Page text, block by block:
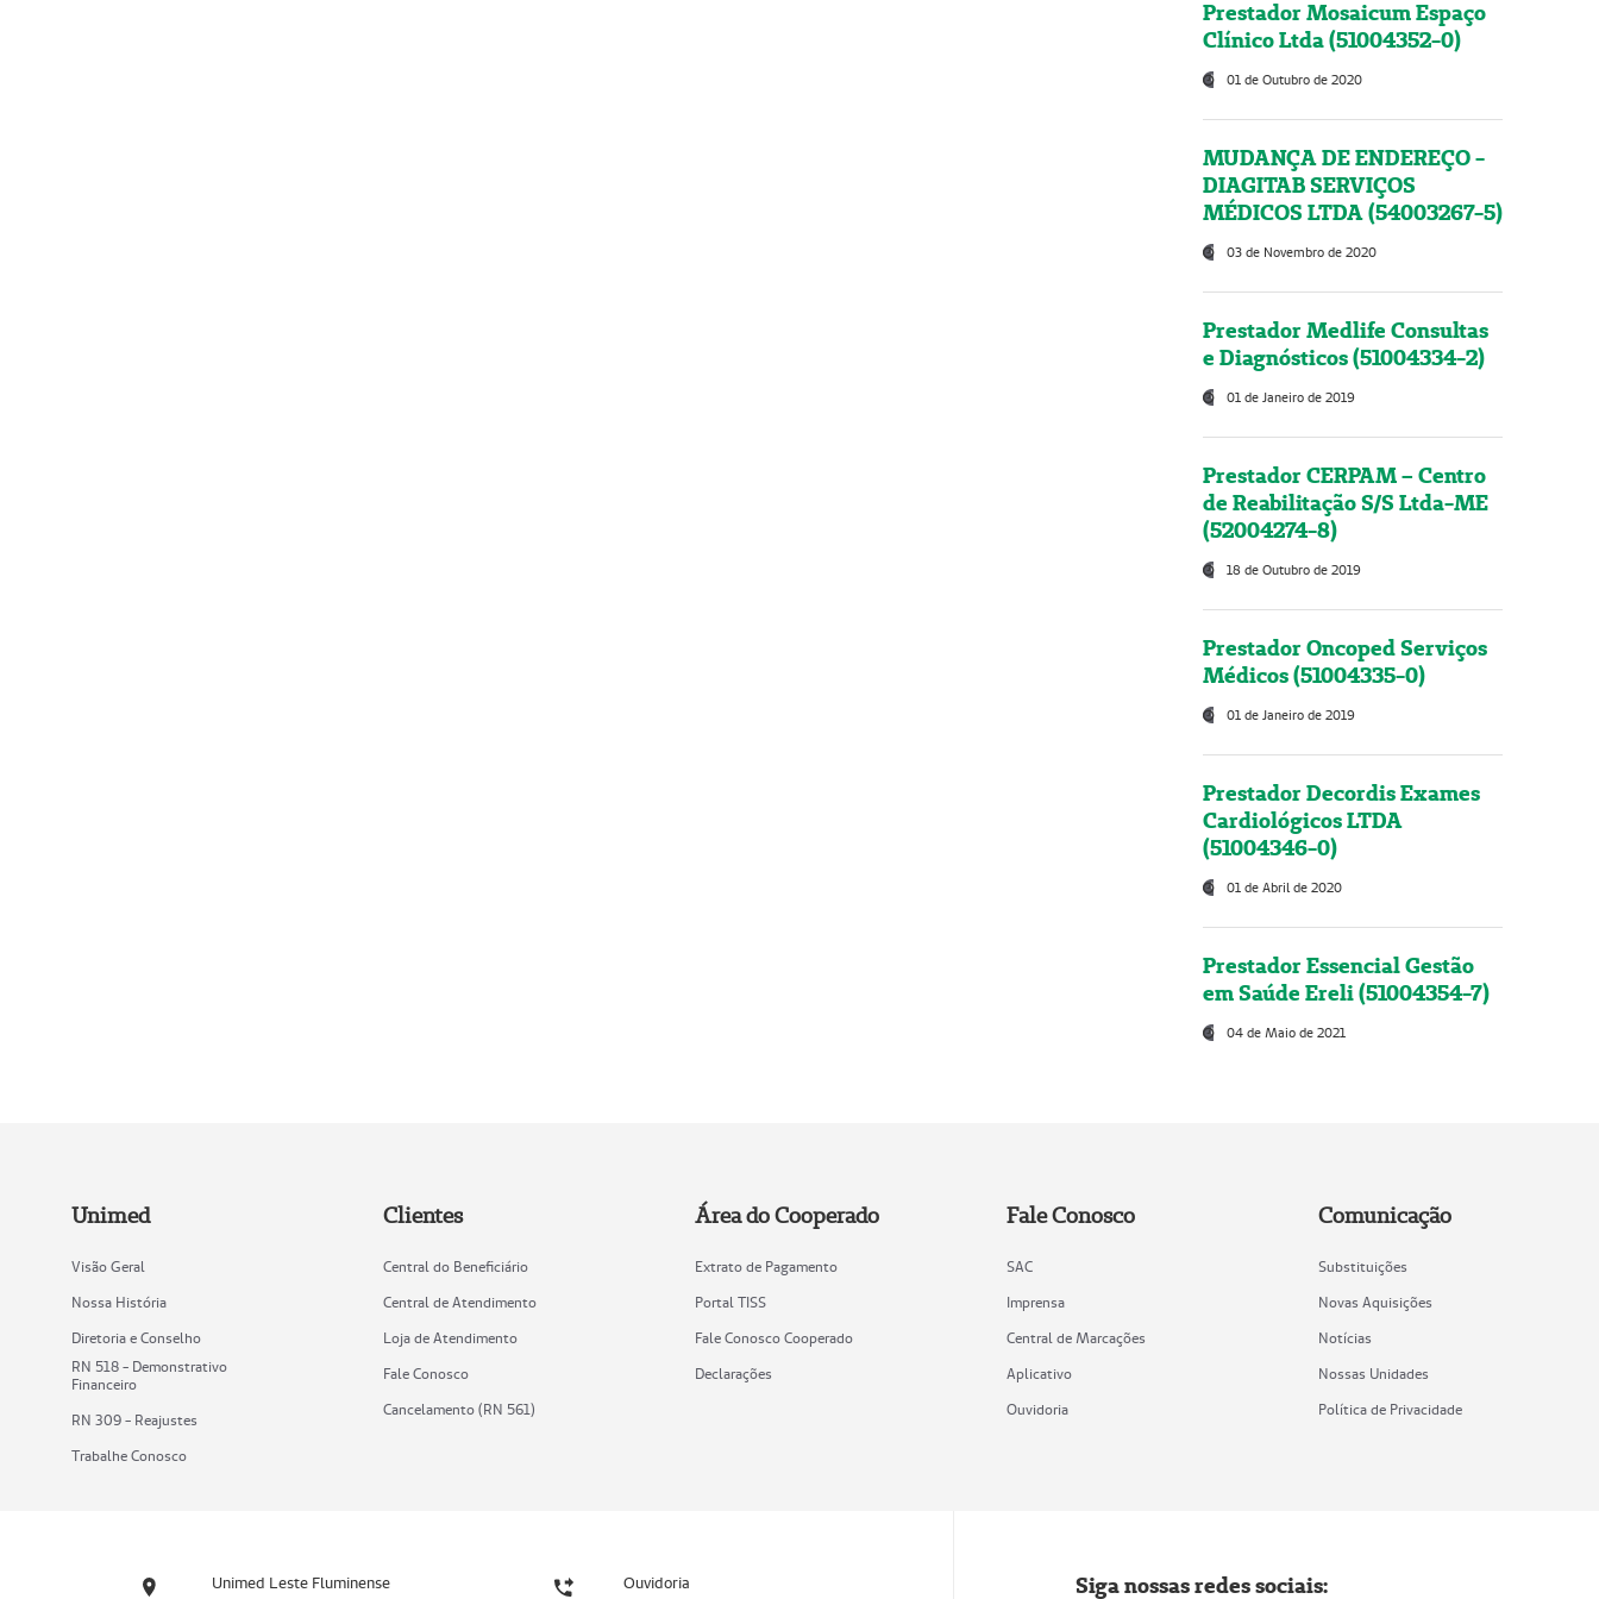
Prestador Mosaicum Espaço
Clínico Ltda (51004352-0)
01 de Outubro de 2020
MUDANÇA DE ENDEREÇO -
DIAGITAB SERVIÇOS
MÉDICOS LTDA (54003267-5)
03 de Novembro de 2020
Prestador Medlife Consultas
e Diagnósticos (51004334-2)
01 de Janeiro de 2019
Prestador CERPAM – Centro
de Reabilitação S/S Ltda-ME
(52004274-8)
18 de Outubro de 2019
Prestador Oncoped Serviços
Médicos (51004335-0)
01 de Janeiro de 2019
Prestador Decordis Exames
Cardiológicos LTDA
(51004346-0)
01 de Abril de 2020
Prestador Essencial Gestão
em Saúde Ereli (51004354-7)
04 de Maio de 2021
Unimed
Visão Geral
Nossa História
Diretoria e Conselho
RN 518 - Demonstrativo
Financeiro
RN 309 - Reajustes
Trabalhe Conosco
Clientes
Central do Beneficiário
Central de Atendimento
Loja de Atendimento
Fale Conosco
Cancelamento (RN 561)
Área do Cooperado
Extrato de Pagamento
Portal TISS
Fale Conosco Cooperado
Declarações
Fale Conosco
SAC
Imprensa
Central de Marcações
Aplicativo
Ouvidoria
Comunicação
Substituições
Novas Aquisições
Notícias
Nossas Unidades
Política de Privacidade
Unimed Leste Fluminense Ouvidoria Siga nossas redes sociais: